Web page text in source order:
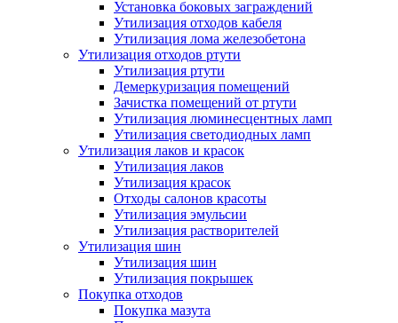
Установка боковых заграждений
Утилизация отходов кабеля
Утилизация лома железобетона
Утилизация отходов ртути
Утилизация ртути
Демеркуризация помещений
Зачистка помещений от ртути
Утилизация люминесцентных ламп
Утилизация светодиодных ламп
Утилизация лаков и красок
Утилизация лаков
Утилизация красок
Отходы салонов красоты
Утилизация эмульсии
Утилизация растворителей
Утилизация шин
Утилизация шин
Утилизация покрышек
Покупка отходов
Покупка мазута